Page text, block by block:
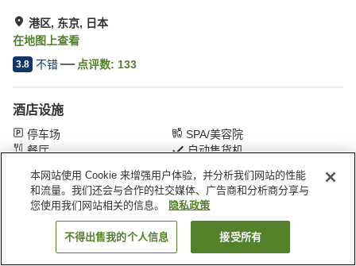
港区, 东京, 日本
在地图上查看
3.8 不错 点评数: 133
酒店设施
停车场
SPA/美容院
餐厅
自动售货机
首页 日本 东京 港区 西麻布APA酒店
搜索客房
本网站使用 Cookie 来增强用户体验，并分析我们网站的性能
和流量。我们还会与合作的社交媒体、广告商和分析商分享与
您使用我们网站相关的信息。
隐私政策
不得出售我的个人信息 接受所有